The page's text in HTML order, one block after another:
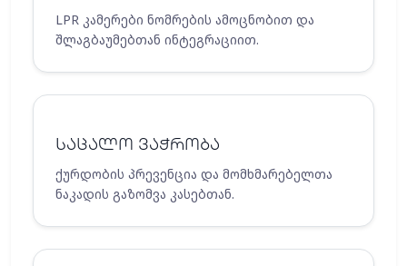
LPR კამერები ნომრების ამოცნობით და
შლაგბაუმებთან ინტეგრაციით.
საცალო ვაჭრობა
ქურდობის პრევენცია და მომხმარებელთა
ნაკადის გაზომვა კასებთან.